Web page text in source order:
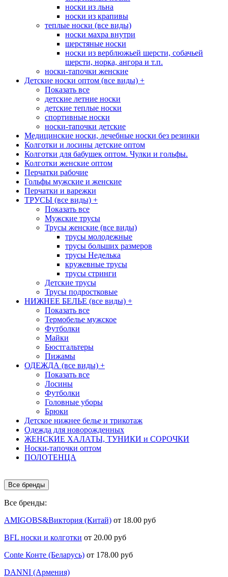
носки из льна
носки из крапивы
теплые носки (все виды)
носки махра внутри
шерстяные носки
носки из верблюжьей шерсти, собачьей
шерсти, норка, ангора и т.п.
носки-тапочки женские
Детские носки оптом (все виды) +
Показать все
детские летние носки
детские теплые носки
спортивные носки
носки-тапочки детские
Медицинские носки, лечебные носки без резинки
Колготки и лосины детские оптом
Колготки для бабушек оптом. Чулки и гольфы.
Колготки женские оптом
Перчатки рабочие
Гольфы мужские и женские
Перчатки и варежки
ТРУСЫ (все виды) +
Показать все
Мужские трусы
Трусы женские (все виды)
трусы молодежные
трусы больших размеров
трусы Неделька
кружевные трусы
трусы стринги
Детские трусы
Трусы подростковые
НИЖНЕЕ БЕЛЬЕ (все виды) +
Показать все
Термобелье мужское
Футболки
Майки
Бюстгальтеры
Пижамы
ОДЕЖДА (все виды) +
Показать все
Лосины
Футболки
Головные уборы
Брюки
Детское нижнее белье и трикотаж
Одежда для новорожденных
ЖЕНСКИЕ ХАЛАТЫ, ТУНИКИ и СОРОЧКИ
Носки-тапочки оптом
ПОЛОТЕНЦА
Все бренды
Все бренды:
AMIGOBS&Виктория (Китай) от 18.00 руб
BFL носки и колготки от 20.00 руб
Conte Конте (Беларусь) от 178.00 руб
DANNI (Армения)